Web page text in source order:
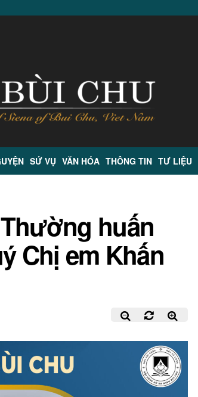
SỨ VỤ VĂN HÓA THÔNG TIN TƯ LIỆU
huấn
Chị em Khấn